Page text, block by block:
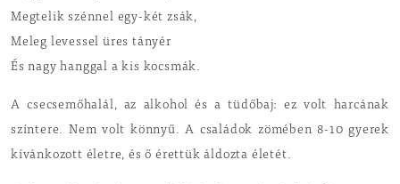
Megtelik szénnel egy-két zsák,
Meleg levessel üres tányér
És nagy hanggal a kis kocsmák.
A csecsemőhalál, az alkohol és a tüdőbaj: ez volt harcának
színtere. Nem volt könnyű. A családok zömében 8-10 gyerek
kívánkozott életre, és ő érettük áldozta életét.